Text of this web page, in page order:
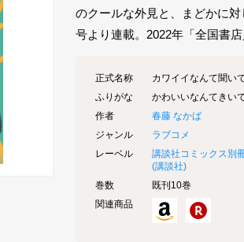
のクールな外見と、まどかに
号より連載。2022年「全国書
正式名称
カワイイなんて聞い
ふりがな
かわいいなんてきい
作者
春藤 なかば
ジャンル
ラブコメ
レーベル
講談社コミックス別
(講談社)
巻数
既刊10巻
関連商品